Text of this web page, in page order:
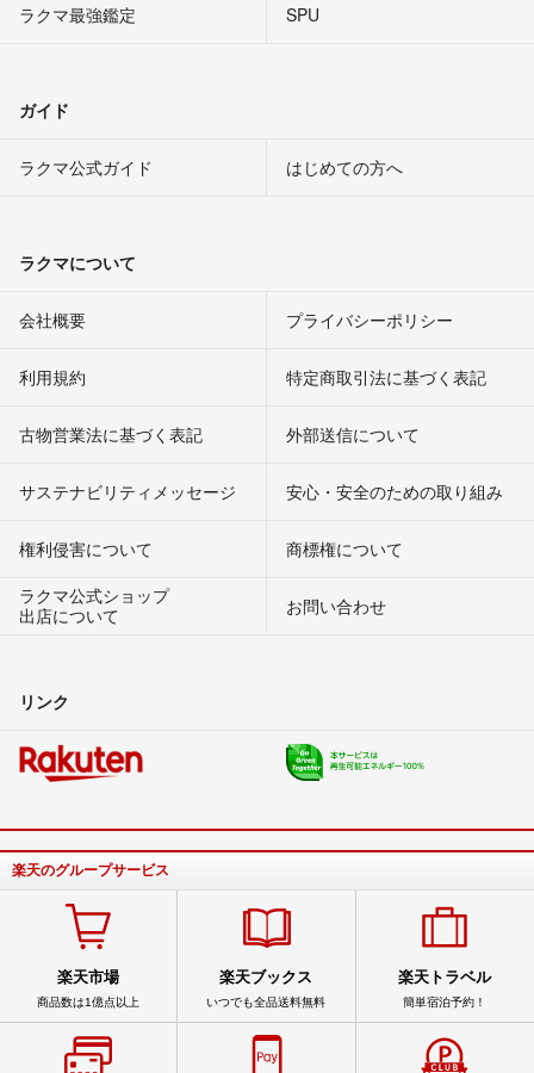
ラクマ最強鑑定
SPU
ガイド
ラクマ公式ガイド はじめての方へ
ラクマについて
会社概要 プライバシーポリシー
利用規約 特定商取引法に基づく表記
古物営業法に基づく表記 外部送信について
サステナビリティメッセージ 安心・安全のための取り組み
権利侵害について
商標権について
ラクマ公式ショップ
出店について
お問い合わせ
リンク
楽天のグループサービス
楽天市場
商品数は1億点以上
楽天ブックス
いつでも全品送料無料
楽天トラベル
簡単宿泊予約！